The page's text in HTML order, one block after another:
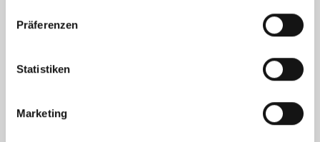
Präferenzen
Statistiken
Marketing
zu, dass meine Angaben und Daten zur Beantwortung meiner Anfrage
elektronisch erhoben und gespeichert werden.
an info@hegerich-immobilien.de widerrufen. *